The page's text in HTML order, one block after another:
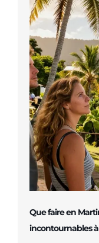
Que faire en
incontournables